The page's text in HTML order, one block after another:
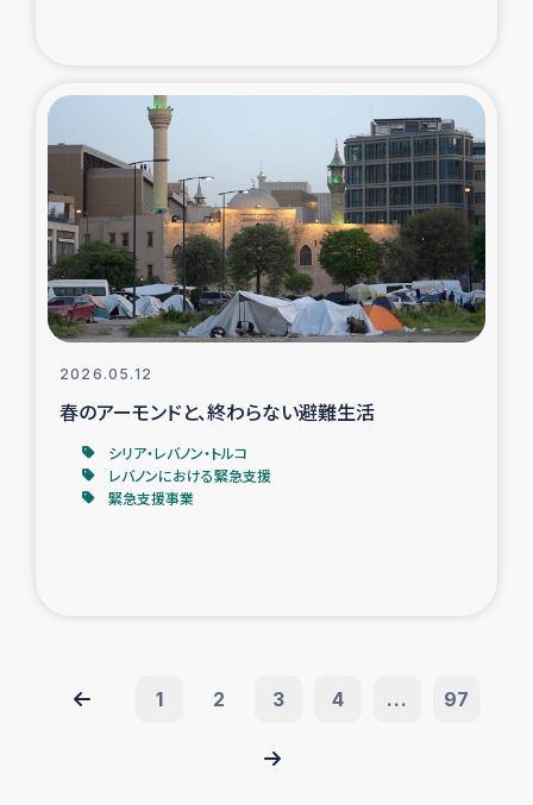
2026.05.12
春のアーモンドと、終わらない避難生活
シリア・レバノン・トルコ
レバノンにおける緊急支援
緊急支援事業
1 2 3 4 ... 97